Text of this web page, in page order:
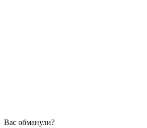
Вас обманули?